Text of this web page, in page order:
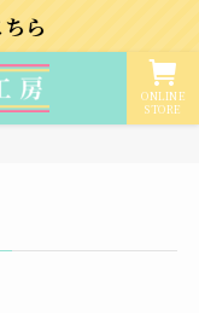
ONLINE
STORE